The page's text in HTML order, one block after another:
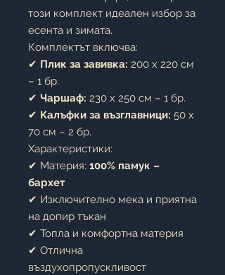
този комплект идеален избор за
есента и зимата.
Комплектът включва:
✔ Плик за завивка: 200 x 220 см
– 1 бр.
✔ Чаршаф: 230 x 250 см – 1 бр.
✔ Калъфки за възглавници: 50 x
70 см – 2 бр.
Характеристики:
✔ Материя: 100% памук –
бархет
✔ Изключително мека и приятна
на допир тъкан
✔ Топла и комфортна материя
✔ Отлична
въздухопропускливост